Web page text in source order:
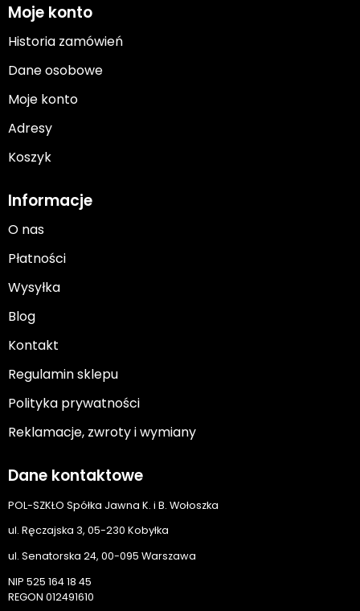
Moje konto
Historia zamówień
Dane osobowe
Moje konto
Adresy
Koszyk
Informacje
O nas
Płatności
Wysyłka
Blog
Kontakt
Regulamin sklepu
Polityka prywatności
Reklamacje, zwroty i wymiany
Dane kontaktowe
POL-SZKŁO Spółka Jawna K. i B. Wołoszka
ul. Ręczajska 3, 05-230 Kobyłka
ul. Senatorska 24, 00-095 Warszawa
NIP 525 164 18 45
REGON 012491610